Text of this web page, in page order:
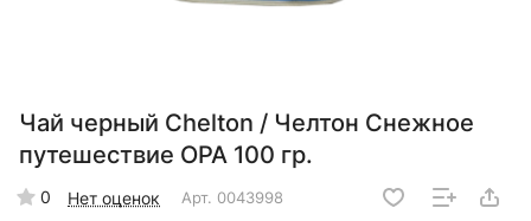
Чай черный Chelton / Челтон Снежное
путешествие ОРА 100 гр.
0 Нет оценок Арт. 0043998